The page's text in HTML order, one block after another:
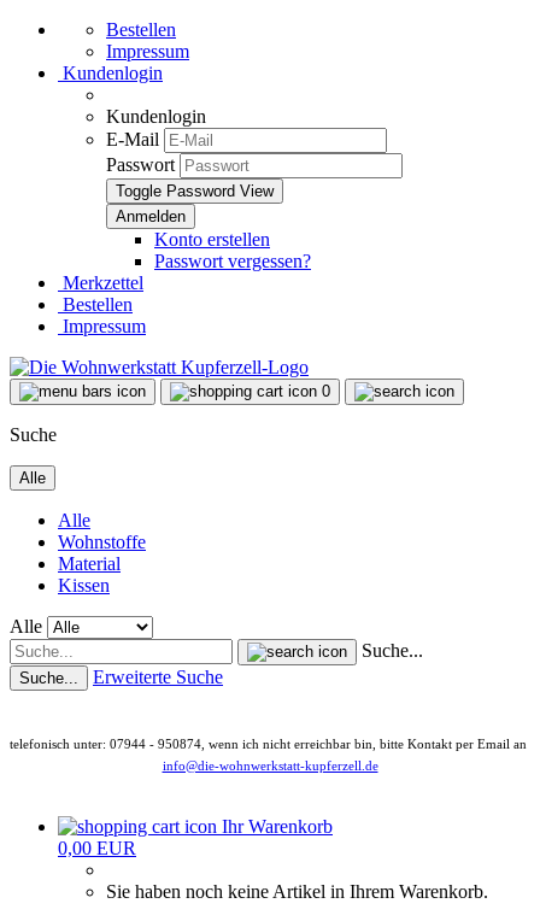
Bestellen
Impressum
Kundenlogin
Kundenlogin
E-Mail
Passwort
Toggle Password View
Konto erstellen
Passwort vergessen?
Merkzettel
Bestellen
Impressum
0
Suche
Alle
Alle
Wohnstoffe
Material
Kissen
Alle
Suche...
Suche... Erweiterte Suche
telefonisch unter: 07944 - 950874, wenn ich nicht erreichbar bin, bitte Kontakt per Email an
info@die-wohnwerkstatt-kupferzell.de
Ihr Warenkorb
0,00 EUR
Sie haben noch keine Artikel in Ihrem Warenkorb.